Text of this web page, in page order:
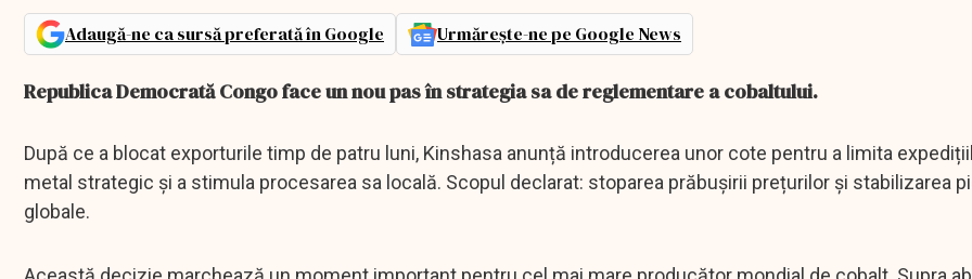
Adaugă-ne ca sursă preferată în Google Urmărește-ne pe Google News
Republica Democrată Congo face un nou pas în strategia sa de reglementare a cobaltului.
După ce a blocat exporturile timp de patru luni, Kinshasa anunță introducerea unor cote pentru a limita
metal strategic și a stimula procesarea sa locală. Scopul declarat: stoparea prăbușirii prețurilor și stabilizarea
globale.